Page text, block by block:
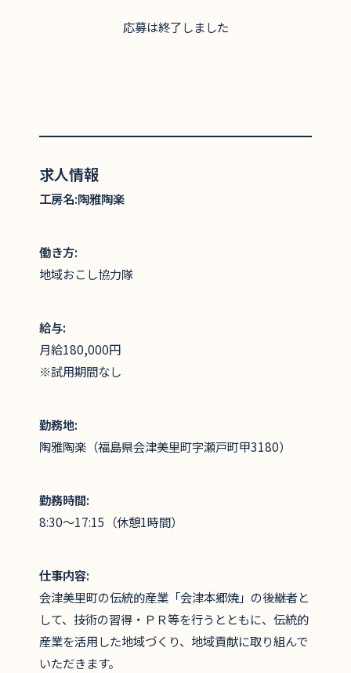
応募は終了しました
求人情報
工房名:陶雅陶楽
働き方:
地域おこし協力隊
給与:
月給180,000円
※試用期間なし
勤務地:
陶雅陶楽（福島県会津美里町字瀬戸町甲3180）
勤務時間:
8:30〜17:15（休憩1時間）
仕事内容:
会津美里町の伝統的産業「会津本郷焼」の後継者と
して、技術の習得・ＰＲ等を行うとともに、伝統的
産業を活用した地域づくり、地域貢献に取り組んで
いただきます。